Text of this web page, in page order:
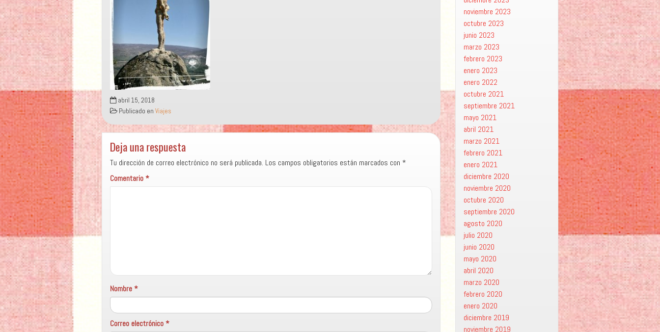
abril 15, 2018
Publicado en Viajes
Deja una respuesta
Tu dirección de correo electrónico no será publicada. Los campos obligatorios están marcados con *
Comentario*
Nombre*
Correo electrónico *
noviembre 2023
octubre 2023
junio 2023
marzo 2023
febrero 2023
enero 2023
enero 2022
octubre 2021
septiembre 2021
mayo 2021
abril 2021
marzo 2021
febrero 2021
enero 2021
diciembre 2020
noviembre 2020
octubre 2020
septiembre 2020
agosto 2020
julio 2020
junio 2020
mayo 2020
abril 2020
marzo 2020
febrero 2020
enero 2020
diciembre 2019
noviembre 2019